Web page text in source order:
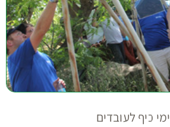
ימי כיף לעובדים